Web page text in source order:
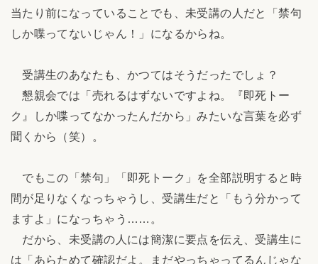
当たり前になっていることでも、未受講の人だと「禁句
しか喋ってないじゃん！」になるからね。
受講生のあなたも、かつてはそうだったでしょ？
懇親会では「売れるはずないですよね。『即死トー
ク』しか喋ってなかったんだから」みたいな言葉を必ず
聞くから（笑）。
でもこの「禁句」「即死トーク」を全部説明すると時
間が足りなくなっちゃうし、受講生だと「もう分かって
ますよ」になっちゃう……。
だから、未受講の人には簡潔に要点を伝え、受講生に
は「あらためて確認だよ。まだやっちゃってるんじゃな